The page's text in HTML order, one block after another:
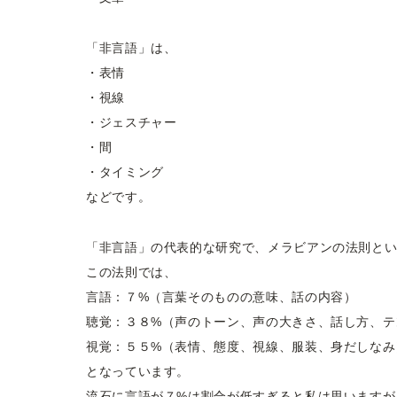
「非言語」は、
・表情
・視線
・ジェスチャー
・間
・タイミング
などです。
「非言語」の代表的な研究で、メラビアンの法則と
この法則では、
言語：７%（言葉そのものの意味、話の内容）
聴覚：３８%（声のトーン、声の大きさ、話し方、テ
視覚：５５%（表情、態度、視線、服装、身だしなみ
となっています。